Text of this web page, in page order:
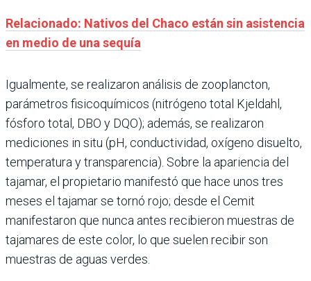
Relacionado: Nativos del Chaco están sin asistencia
en medio de una sequía
Igualmente, se realizaron análisis de zooplancton,
parámetros fisicoquímicos (nitrógeno total Kjeldahl,
fósforo total, DBO y DQO); además, se realizaron
mediciones in situ (pH, conductividad, oxígeno disuelto,
temperatura y transparencia). Sobre la apariencia del
tajamar, el propietario manifestó que hace unos tres
meses el tajamar se tornó rojo; desde el Cemit
manifestaron que nunca antes recibieron muestras de
tajamares de este color, lo que suelen recibir son
muestras de aguas verdes.